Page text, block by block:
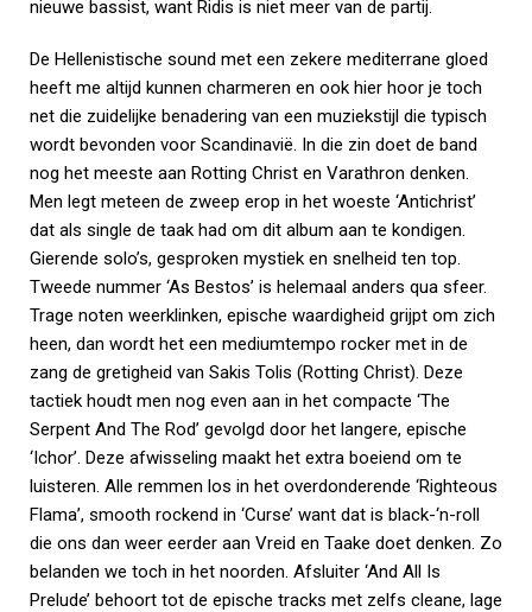
nieuwe bassist, want Ridis is niet meer van de partij.
De Hellenistische sound met een zekere mediterrane gloed
heeft me altijd kunnen charmeren en ook hier hoor je toch
net die zuidelijke benadering van een muziekstijl die typisch
wordt bevonden voor Scandinavië. In die zin doet de band
nog het meeste aan Rotting Christ en Varathron denken.
Men legt meteen de zweep erop in het woeste ‘Antichrist’
dat als single de taak had om dit album aan te kondigen.
Gierende solo’s, gesproken mystiek en snelheid ten top.
Tweede nummer ‘As Bestos’ is helemaal anders qua sfeer.
Trage noten weerklinken, epische waardigheid grijpt om zich
heen, dan wordt het een mediumtempo rocker met in de
zang de gretigheid van Sakis Tolis (Rotting Christ). Deze
tactiek houdt men nog even aan in het compacte ‘The
Serpent And The Rod’ gevolgd door het langere, epische
‘Ichor’. Deze afwisseling maakt het extra boeiend om te
luisteren. Alle remmen los in het overdonderende ‘Righteous
Flama’, smooth rockend in ‘Curse’ want dat is black-‘n-roll
die ons dan weer eerder aan Vreid en Taake doet denken. Zo
belanden we toch in het noorden. Afsluiter ‘And All Is
Prelude’ behoort tot de epische tracks met zelfs cleane, lage